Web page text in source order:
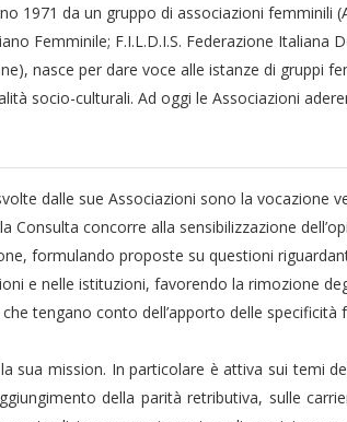
1971 da un gruppo di associazioni femminili
Femminile; F.I.L.D.I.S. Federazione
nasce per dare voce alle istanze di gruppi
socio-culturali. Ad oggi le Associazioni
dalle sue Associazioni sono la vocazione
concorre alla sensibilizzazione
formulando proposte su questioni
e nelle istituzioni, favorendo la rimozione
tengano conto dell’apporto delle
sua mission. In particolare è attiva sui temi
della parità retributiva, sulle